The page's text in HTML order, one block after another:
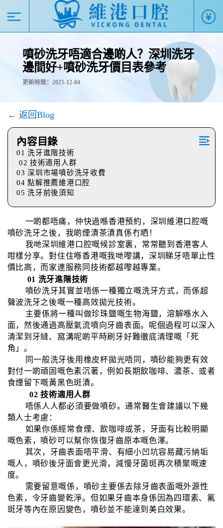
噴砂洗牙唔適合邊啲人？深圳洗牙
邊間好+噴砂洗牙價目表參考
更新時間：2025-12-04
← 返回Blog
內容目錄
01 洗牙進階技術
02 技術適用人群
03 深圳市場噴砂洗牙收費
04 點解推薦維港口腔
05 洗牙前後須知
一啲都唔痛，仲快過喺香港預約，深圳維港口腔嘅
噴砂洗牙之後，我啲煙漬茶漬真係冇晒！
我哋深圳維港口腔嘅候診室裏，常常聽到香港客人
咁樣分享。對住住喺香港嘅我哋嚟講，深圳睇牙唔單止性
價比高，而家連服務同技術都越嚟越專業。
01 洗牙進階技術
噴砂洗牙其實並唔係一種獨立嘅洗牙方式，而係超
聲波洗牙之後嘅一種高效拋光技術。
主要係將一種叫做珍珠鹽嘅生物海鹽，溶解喺水入
面，然後通過高壓氣流噴向牙齒表面。呢個過程可以深入
清潔到牙縫、窩溝呢啲平時刷牙好難徹底清理嘅「死
角」。
同一般洗牙後用橡皮杯拋光唔同，噴砂能夠更有效
對付一啲頑固嘅色素沉著，例如長期飲咖啡、濃茶、或者
食煙留下嘅黃黑色斑漬。
02 技術適用人群
唔係人人都必須要做噴砂。通常醫生會建議以下幾
類人士考慮：
如果你係經常食煙、飲咖啡或茶，牙面有比較明顯
嘅色素，噴砂可以幫你恢復牙齒原本嘅色澤。
其次，牙齒表面唔平滑、有細小凹坑容易藏污納垢
嘅人，噴砂後牙面會更光滑，減慢牙菌斑再次積聚嘅速
度。
需要留意嘅係，噴砂主要係去除牙齒表面嘅外源性
色素，令牙齒變乾淨。但如果牙齒本身係因為四環素、氟
斑牙等內在原因變色，噴砂並不能達到美白效果。